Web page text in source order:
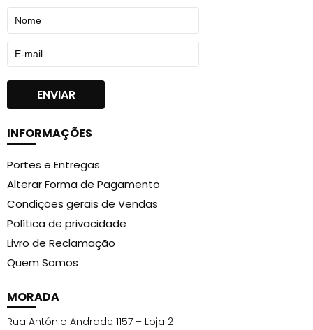
INFORMAÇÕES
Portes e Entregas
Alterar Forma de Pagamento
Condições gerais de Vendas
Política de privacidade
Livro de Reclamação
Quem Somos
MORADA
Rua António Andrade 1157 – Loja 2